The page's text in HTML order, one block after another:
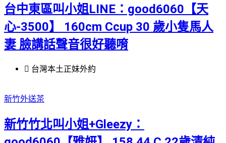
台中東區叫小姐LINE：good6060【天
心-3500】 160cm Ccup 30 歲小隻馬人
妻 臉講話聲音很好聽唷
台灣本土正妹外約
新竹外送茶
新竹竹北叫小姐+Gleezy：